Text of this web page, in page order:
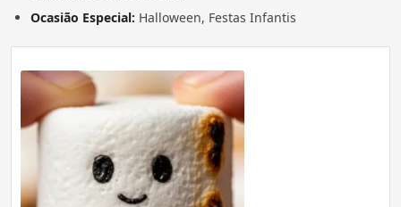
Ocasião Especial: Halloween, Festas Infantis